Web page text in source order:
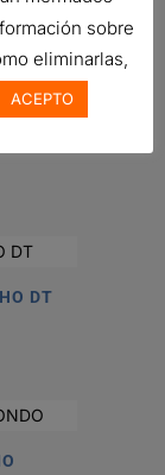
FILTER,
DT
sobre
eliminarlas,
ACEPTO